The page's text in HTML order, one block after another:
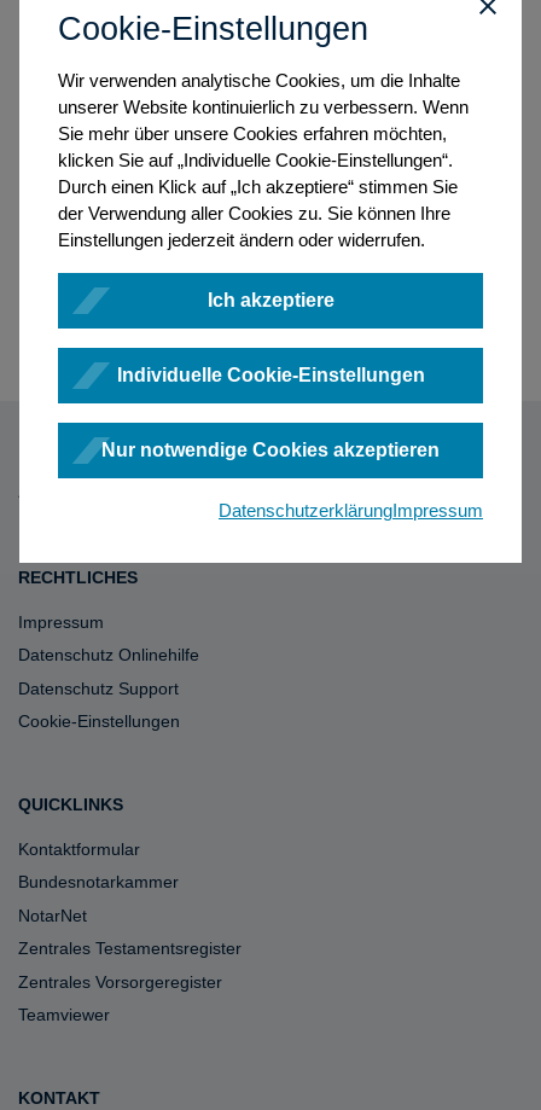
Cookie-Einstellungen
Wir verwenden analytische Cookies, um die Inhalte
unserer Website kontinuierlich zu verbessern. Wenn
Sie mehr über unsere Cookies erfahren möchten,
klicken Sie auf „Individuelle Cookie-Einstellungen“.
Durch einen Klick auf „Ich akzeptiere“ stimmen Sie
der Verwendung aller Cookies zu. Sie können Ihre
Einstellungen jederzeit ändern oder widerrufen.
Ich akzeptiere
Individuelle Cookie-Einstellungen
Nur notwendige Cookies akzeptieren
DatenschutzerklärungImpressum
RECHTLICHES
Impressum
Datenschutz Onlinehilfe
Datenschutz Support
Cookie-Einstellungen
QUICKLINKS
Kontaktformular
Bundesnotarkammer
NotarNet
Zentrales Testamentsregister
Zentrales Vorsorgeregister
Teamviewer
KONTAKT